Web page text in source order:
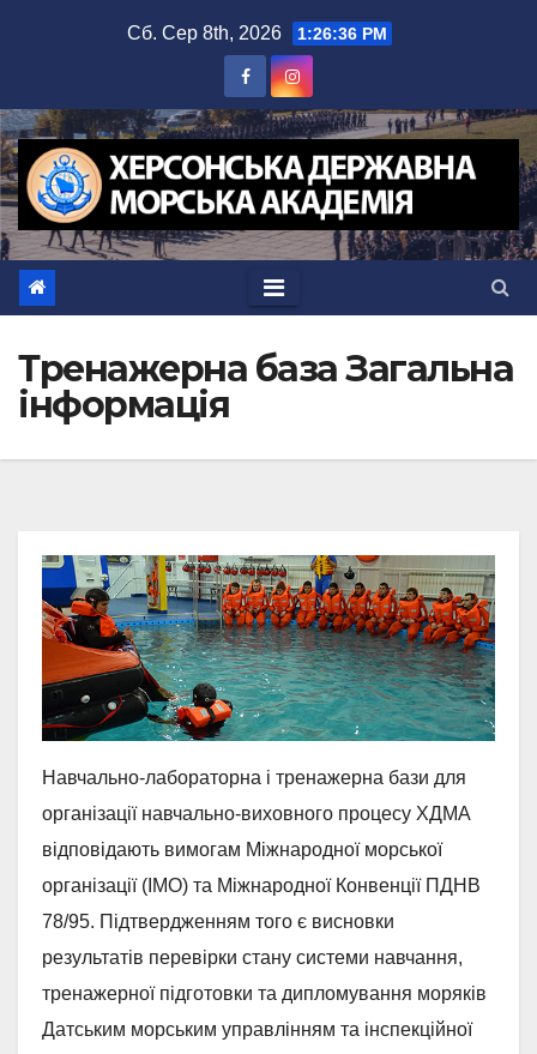
Сб. Сер 8th, 2026 1:26:36 PM
Тренажерна база Загальна
інформація
Навчально-лабораторна і тренажерна бази для
організації навчально-виховного процесу ХДМА
відповідають вимогам Міжнародної морської
організації (ІМО) та Міжнародної Конвенції ПДНВ
78/95. Підтвердженням того є висновки
результатів перевірки стану системи навчання,
тренажерної підготовки та дипломування моряків
Датським морським управлінням та інспекційної